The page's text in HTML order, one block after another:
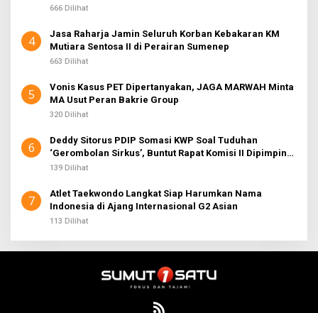
Sembiring
666 Dilihat
4
Jasa Raharja Jamin Seluruh Korban Kebakaran KM
Mutiara Sentosa II di Perairan Sumenep
663 Dilihat
5
Vonis Kasus PET Dipertanyakan, JAGA MARWAH Minta
MA Usut Peran Bakrie Group
320 Dilihat
6
Deddy Sitorus PDIP Somasi KWP Soal Tuduhan
‘Gerombolan Sirkus’, Buntut Rapat Komisi II Dipimpin
Sufmi Dasco Ahmad
139 Dilihat
7
Atlet Taekwondo Langkat Siap Harumkan Nama
Indonesia di Ajang Internasional G2 Asian
113 Dilihat